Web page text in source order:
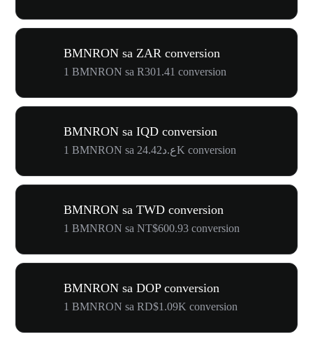
BMNRON sa ZAR conversion
1 BMNRON sa R301.41 conversion
BMNRON sa IQD conversion
1 BMNRON sa ع.د24.42K conversion
BMNRON sa TWD conversion
1 BMNRON sa NT$600.93 conversion
BMNRON sa DOP conversion
1 BMNRON sa RD$1.09K conversion